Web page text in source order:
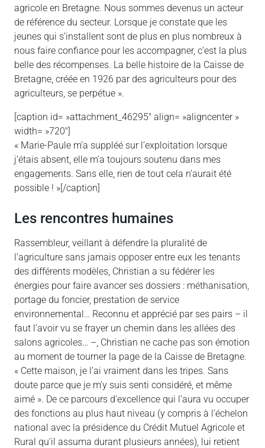
agricole en Bretagne. Nous sommes devenus un acteur
de référence du secteur. Lorsque je constate que les
jeunes qui s’installent sont de plus en plus nombreux à
nous faire confiance pour les accompagner, c’est la plus
belle des récompenses. La belle histoire de la Caisse de
Bretagne, créée en 1926 par des agriculteurs pour des
agriculteurs, se perpétue ».
[caption id= »attachment_46295″ align= »aligncenter »
width= »720″]
« Marie-Paule m’a suppléé sur l’exploitation lorsque
j’étais absent, elle m’a toujours soutenu dans mes
engagements. Sans elle, rien de tout cela n’aurait été
possible ! »[/caption]
Les rencontres humaines
Rassembleur, veillant à défendre la pluralité de
l’agriculture sans jamais opposer entre eux les tenants
des différents modèles, Christian a su fédérer les
énergies pour faire avancer ses dossiers : méthanisation,
portage du foncier, prestation de service
environnemental… Reconnu et apprécié par ses pairs – il
faut l’avoir vu se frayer un chemin dans les allées des
salons agricoles… –, Christian ne cache pas son émotion
au moment de tourner la page de la Caisse de Bretagne.
« Cette maison, je l’ai vraiment dans les tripes. Sans
doute parce que je m’y suis senti considéré, et même
aimé ». De ce parcours d’excellence qui l’aura vu occuper
des fonctions au plus haut niveau (y compris à l’échelon
national avec la présidence du Crédit Mutuel Agricole et
Rural qu’il assuma durant plusieurs années), lui retient